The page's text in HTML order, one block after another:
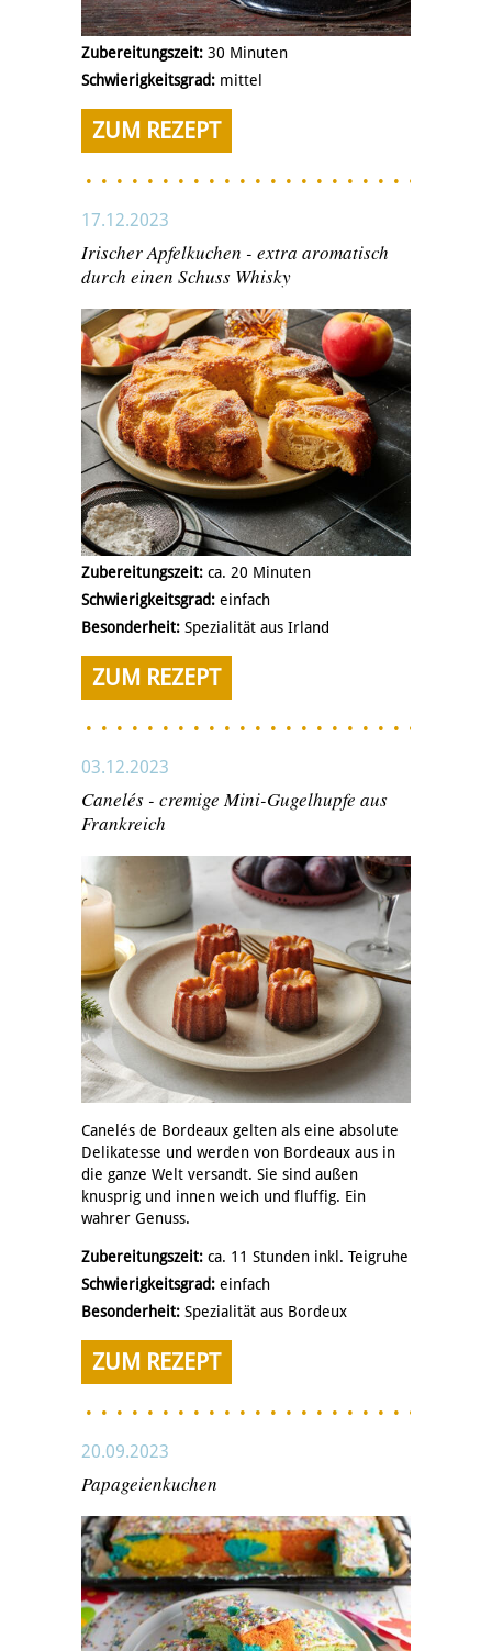
Zubereitungszeit: 30 Minuten
Schwierigkeitsgrad: mittel
ZUM REZEPT
17.12.2023
Irischer Apfelkuchen - extra aromatisch
durch einen Schuss Whisky
Zubereitungszeit: ca. 20 Minuten
Schwierigkeitsgrad: einfach
Besonderheit: Spezialität aus Irland
ZUM REZEPT
03.12.2023
Canelés - cremige Mini-Gugelhupfe aus
Frankreich
Canelés de Bordeaux gelten als eine absolute
Delikatesse und werden von Bordeaux aus in
die ganze Welt versandt. Sie sind außen
knusprig und innen weich und fluffig. Ein
wahrer Genuss.
Zubereitungszeit: ca. 11 Stunden inkl. Teigruhe
Schwierigkeitsgrad: einfach
Besonderheit: Spezialität aus Bordeux
ZUM REZEPT
20.09.2023
Papageienkuchen